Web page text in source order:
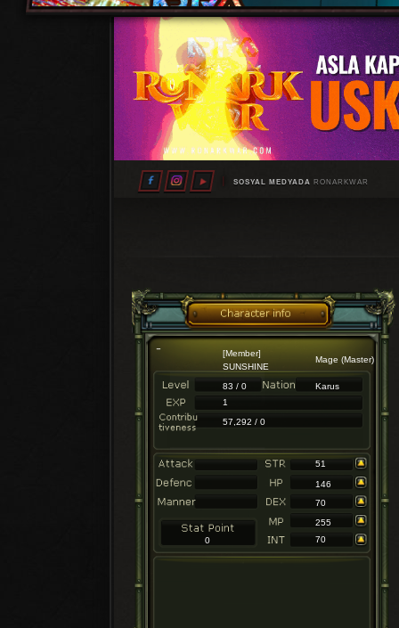
SOSYAL MEDYADA RONARKWAR
[Member]
SUNSHINE
Mage (Master)
83 / 0
Karus
1
57,292 / 0
51
146
0
70
255
70